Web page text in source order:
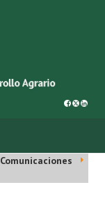
Comunicaciones